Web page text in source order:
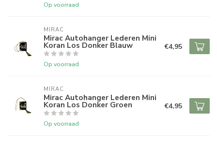
Op voorraad
MIRAC
Mirac Autohanger Lederen Mini
Koran Los Donker Blauw
Op voorraad
€4,95
MIRAC
Mirac Autohanger Lederen Mini
Koran Los Donker Groen
Op voorraad
€4,95